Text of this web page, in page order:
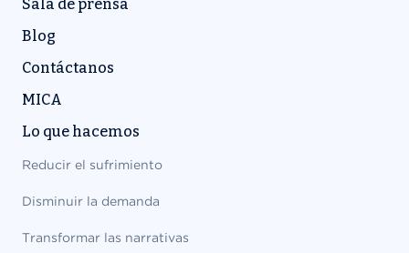
Sala de prensa
Blog
Contáctanos
MICA
Lo que hacemos
Reducir el sufrimiento
Disminuir la demanda
Transformar las narrativas